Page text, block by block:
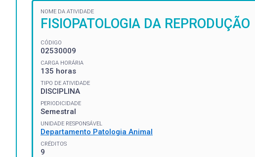
NOME DA ATIVIDADE
FISIOPATOLOGIA DA REPRODUÇÃO
CÓDIGO
02530009
CARGA HORÁRIA
135 horas
TIPO DE ATIVIDADE
DISCIPLINA
PERIODICIDADE
Semestral
UNIDADE RESPONSÁVEL
Departamento Patologia Animal
CRÉDITOS
9